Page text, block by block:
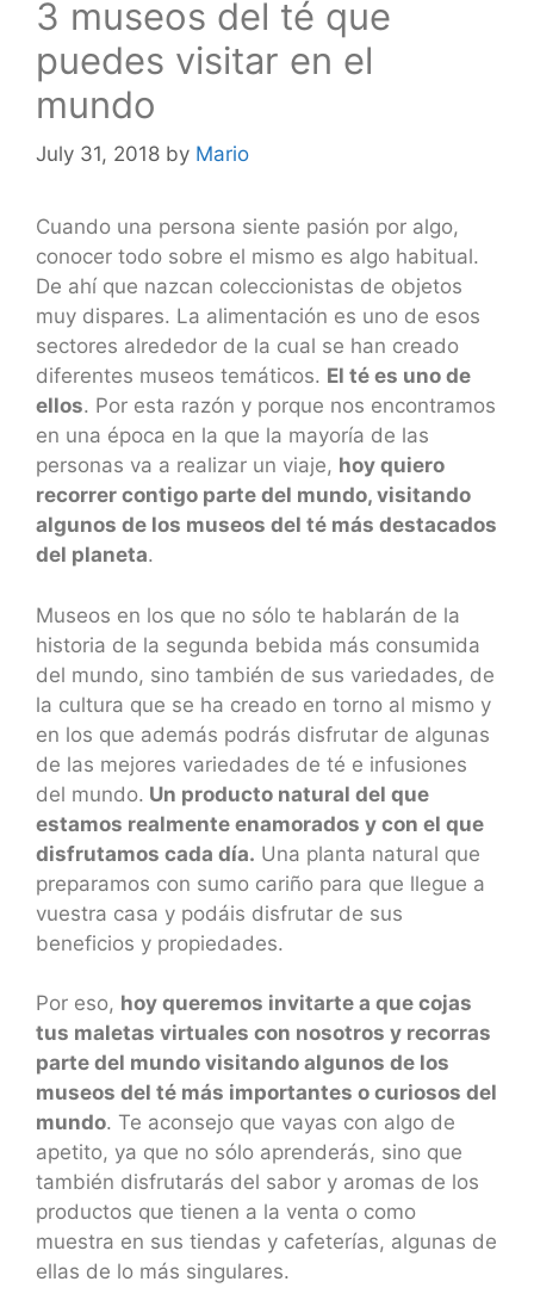
3 museos del té que
puedes visitar en el
mundo
July 31, 2018 by Mario
Cuando una persona siente pasión por algo,
conocer todo sobre el mismo es algo habitual.
De ahí que nazcan coleccionistas de objetos
muy dispares. La alimentación es uno de esos
sectores alrededor de la cual se han creado
diferentes museos temáticos. El té es uno de
ellos. Por esta razón y porque nos encontramos
en una época en la que la mayoría de las
personas va a realizar un viaje, hoy quiero
recorrer contigo parte del mundo, visitando
algunos de los museos del té más destacados
del planeta.
Museos en los que no sólo te hablarán de la
historia de la segunda bebida más consumida
del mundo, sino también de sus variedades, de
la cultura que se ha creado en torno al mismo y
en los que además podrás disfrutar de algunas
de las mejores variedades de té e infusiones
del mundo. Un producto natural del que
estamos realmente enamorados y con el que
disfrutamos cada día. Una planta natural que
preparamos con sumo cariño para que llegue a
vuestra casa y podáis disfrutar de sus
beneficios y propiedades.
Por eso, hoy queremos invitarte a que cojas
tus maletas virtuales con nosotros y recorras
parte del mundo visitando algunos de los
museos del té más importantes o curiosos del
mundo. Te aconsejo que vayas con algo de
apetito, ya que no sólo aprenderás, sino que
también disfrutarás del sabor y aromas de los
productos que tienen a la venta o como
muestra en sus tiendas y cafeterías, algunas de
ellas de lo más singulares.